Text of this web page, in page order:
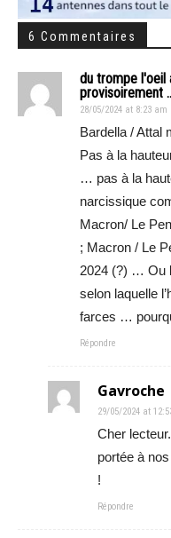
6 Commentaires
du trompe l'oeil
provisoirement
28/05/2024 at 8:23 am
Bardella / Attal
Pas à la
… pas à la
narcissique
Macron/ Le
; Macron / Le
2024 (?) … Ou
selon laquelle
farces …
Répondre
Gavroche
29/05/2024 at
Cher
portée à
!
Répondre